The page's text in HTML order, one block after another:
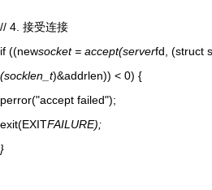
// 4. 接受连接
if ((newsocket = accept(serverfd, (struct
(socklen_t)&addrlen)) < 0) {
perror("accept failed");
exit(EXITFAILURE);
}